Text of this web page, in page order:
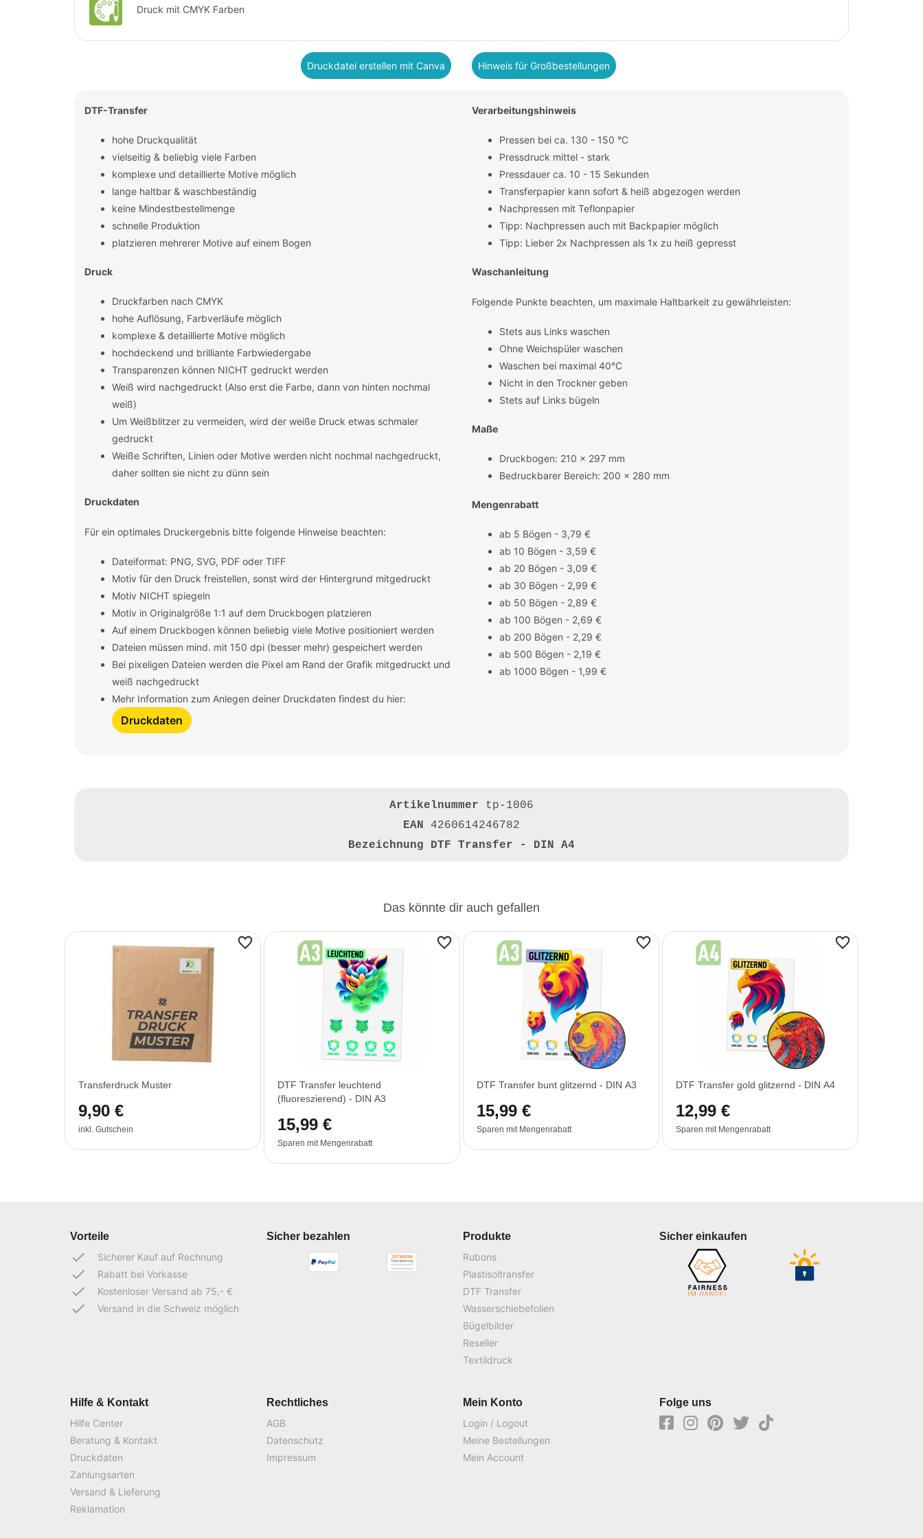
Druck mit CMYK Farben
Druckdatei erstellen mit Canva Hinweis für Großbestellungen
DTF-Transfer
hohe Druckqualität
vielseitig & beliebig viele Farben
komplexe und detaillierte Motive möglich
lange haltbar & waschbeständig
keine Mindestbestellmenge
schnelle Produktion
platzieren mehrerer Motive auf einem Bogen
Druck
Druckfarben nach CMYK
hohe Auflösung, Farbverläufe möglich
komplexe & detaillierte Motive möglich
hochdeckend und brilliante Farbwiedergabe
Transparenzen können NICHT gedruckt werden
Weiß wird nachgedruckt (Also erst die Farbe, dann von hinten nochmal
weiß)
Um Weißblitzer zu vermeiden, wird der weiße Druck etwas schmaler
gedruckt
Weiße Schriften, Linien oder Motive werden nicht nochmal nachgedruckt,
daher sollten sie nicht zu dünn sein
Druckdaten
Für ein optimales Druckergebnis bitte folgende Hinweise beachten:
Dateiformat: PNG, SVG, PDF oder TIFF
Motiv für den Druck freistellen, sonst wird der Hintergrund mitgedruckt
Motiv NICHT spiegeln
Motiv in Originalgröße 1:1 auf dem Druckbogen platzieren
Auf einem Druckbogen können beliebig viele Motive positioniert werden
Dateien müssen mind. mit 150 dpi (besser mehr) gespeichert werden
Bei pixeligen Dateien werden die Pixel am Rand der Grafik mitgedruckt und
weiß nachgedruckt
Mehr Information zum Anlegen deiner Druckdaten findest du hier:
Druckdaten
Verarbeitungshinweis
Pressen bei ca. 130 - 150 °C
Pressdruck mittel - stark
Pressdauer ca. 10 - 15 Sekunden
Transferpapier kann sofort & heiß abgezogen werden
Nachpressen mit Teflonpapier
Tipp: Nachpressen auch mit Backpapier möglich
Tipp: Lieber 2x Nachpressen als 1x zu heiß gepresst
Waschanleitung
Folgende Punkte beachten, um maximale Haltbarkeit zu gewährleisten:
Stets aus Links waschen
Ohne Weichspüler waschen
Waschen bei maximal 40°C
Nicht in den Trockner geben
Stets auf Links bügeln
Maße
Druckbogen: 210 x 297 mm
Bedruckbarer Bereich: 200 x 280 mm
Mengenrabatt
ab 5 Bögen - 3,79 €
ab 10 Bögen - 3,59 €
ab 20 Bögen - 3,09 €
ab 30 Bögen - 2,99 €
ab 50 Bögen - 2,89 €
ab 100 Bögen - 2,69 €
ab 200 Bögen - 2,29 €
ab 500 Bögen - 2,19 €
ab 1000 Bögen - 1,99 €
Artikelnummer tp-1006
EAN 4260614246782
Bezeichnung DTF Transfer - DIN A4
Das könnte dir auch gefallen
Transferdruck Muster
9,90 €
inkl. Gutschein
DTF Transfer leuchtend
(fluoreszierend) - DIN A3
15,99 €
Sparen mit Mengenrabatt
DTF Transfer bunt glitzernd - DIN A3
15,99 €
Sparen mit Mengenrabatt
DTF Transfer gold glitzernd - DIN A4
12,99 €
Sparen mit Mengenrabatt
Vorteile
done Sicherer Kauf auf Rechnung
done Rabatt bei Vorkasse
done Kostenloser Versand ab 75,- €
done Versand in die Schweiz möglich
Sicher bezahlen
Produkte
Rubons
Plastisoltransfer
DTF Transfer
Wasserschiebefolien
Bügelbilder
Reseller
Textildruck
Sicher einkaufen
Hilfe & Kontakt
Hilfe Center
Beratung & Kontakt
Druckdaten
Zahlungsarten
Versand & Lieferung
Reklamation
Rechtliches
AGB
Datenschutz
Impressum
Mein Konto
Login / Logout
Meine Bestellungen
Mein Account
Folge uns